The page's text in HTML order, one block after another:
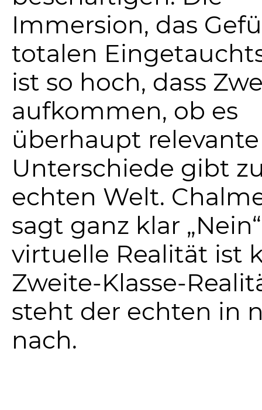
Immersion, das
totalen
ist so hoch, dass
aufkommen, ob es
überhaupt relevante
Unterschiede gibt
echten Welt.
sagt ganz klar
virtuelle Realität ist
Zweite-Klasse-
steht der echten in
nach.